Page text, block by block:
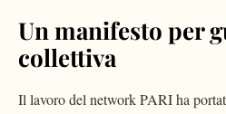
Un manifesto per
collettiva
Il lavoro del network PARI ha